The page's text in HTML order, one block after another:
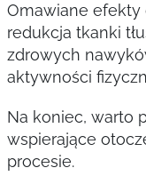
Omawiane efekty
redukcja tkanki
zdrowych
aktywności
Na koniec, warto
wspierające
procesie.